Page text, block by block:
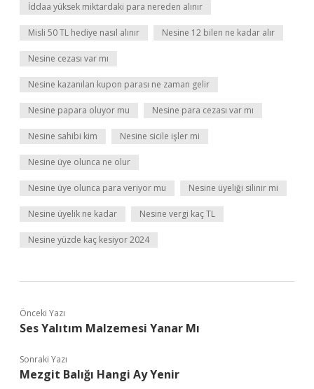
İddaa yüksek miktardaki para nereden alınır
Misli 50 TL hediye nasıl alınır Nesine 12 bilen ne kadar alır
Nesine cezası var mı
Nesine kazanılan kupon parası ne zaman gelir
Nesine papara oluyor mu Nesine para cezası var mı
Nesine sahibi kim Nesine sicile işler mi
Nesine üye olunca ne olur
Nesine üye olunca para veriyor mu Nesine üyeliği silinir mi
Nesine üyelik ne kadar Nesine vergi kaç TL
Nesine yüzde kaç kesiyor 2024
Önceki Yazı
Ses Yalıtım Malzemesi Yanar Mı
Sonraki Yazı
Mezgit Balığı Hangi Ay Yenir